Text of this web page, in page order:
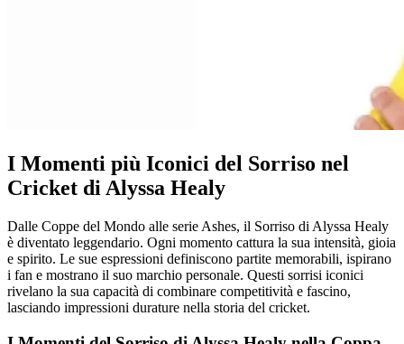
I Momenti più Iconici del Sorriso nel
Cricket di Alyssa Healy
Dalle Coppe del Mondo alle serie Ashes, il Sorriso di Alyssa Healy
è diventato leggendario. Ogni momento cattura la sua intensità, gioia
e spirito. Le sue espressioni definiscono partite memorabili, ispirano
i fan e mostrano il suo marchio personale. Questi sorrisi iconici
rivelano la sua capacità di combinare competitività e fascino,
lasciando impressioni durature nella storia del cricket.